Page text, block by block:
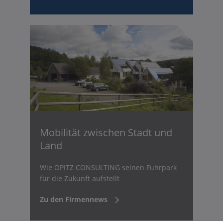
Mobilität zwischen Stadt und
Land
Wie OPITZ CONSULTING seinen Fuhrpark
für die Zukunft aufstellt
Zu den Firmennews